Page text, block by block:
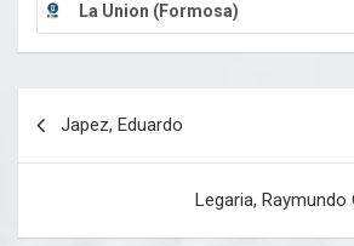
La Union (Formosa)
Japez, Eduardo
Legaria,